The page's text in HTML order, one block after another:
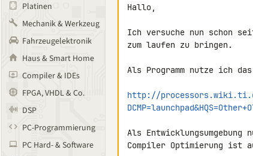
Platinen
Mechanik & Werkzeug
Fahrzeugelektronik
Haus & Smart Home
Compiler & IDEs
FPGA, VHDL & Co.
DSP
PC-Programmierung
PC Hard- & Software
Hallo,
Ich versuche nun schon
zum laufen zu bringen.
Als Programm nutze ich
http://processors.wiki.ti.com/
Als
Compiler Optimierung ist